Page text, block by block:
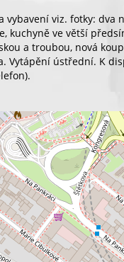
vybavení viz. fotky: dva
kuchyně ve větší
a troubou, nová
Vytápění ústřední. K